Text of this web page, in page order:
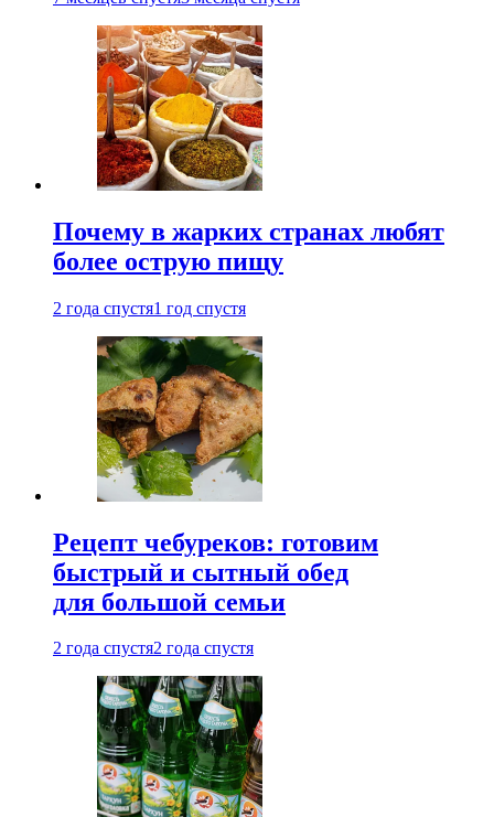
Почему в жарких странах любят
более острую пищу
2 года спустя1 год спустя
Рецепт чебуреков: готовим
быстрый и сытный обед
для большой семьи
2 года спустя2 года спустя